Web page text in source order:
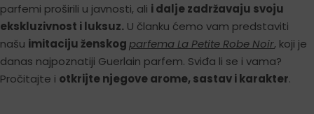
parfemi proširili u javnosti, ali i dalje zadržavaju svoju
ekskluzivnost i luksuz. U članku ćemo vam predstaviti
našu imitaciju ženskogparfema La Petite Robe Noir, koji je
danas najpoznatiji Guerlain parfem. Sviđa li se i vama?
Pročitajte i otkrijte njegove arome, sastav i karakter.